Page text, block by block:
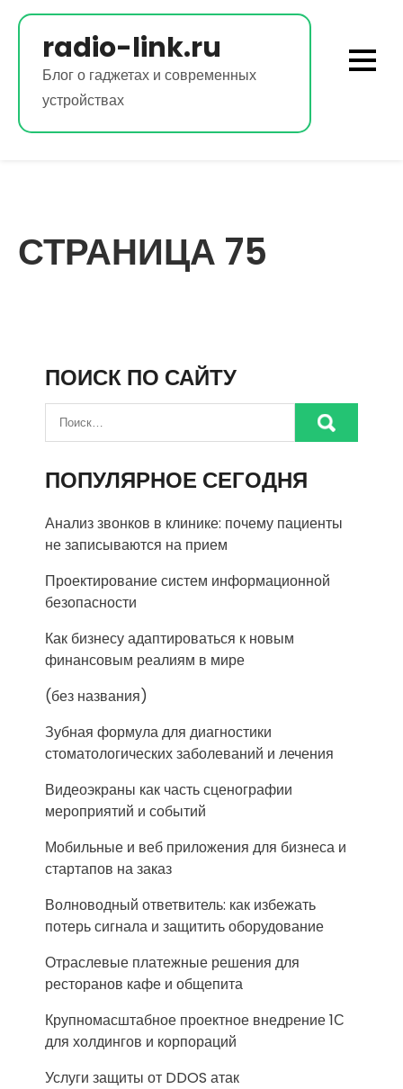
Перейти
содержимомуradio-link.ru
Блог о гаджетах и современных
устройствах
СТРАНИЦА 75
ПОИСК ПО САЙТУ
ПОПУЛЯРНОЕ СЕГОДНЯ
Анализ звонков в клинике: почему пациенты
не записываются на прием
Проектирование систем информационной
безопасности
Как бизнесу адаптироваться к новым
финансовым реалиям в мире
(без названия)
Зубная формула для диагностики
стоматологических заболеваний и лечения
Видеоэкраны как часть сценографии
мероприятий и событий
Мобильные и веб приложения для бизнеса и
стартапов на заказ
Волноводный ответвитель: как избежать
потерь сигнала и защитить оборудование
Отраслевые платежные решения для
ресторанов кафе и общепита
Крупномасштабное проектное внедрение 1С
для холдингов и корпораций
Услуги защиты от DDOS атак